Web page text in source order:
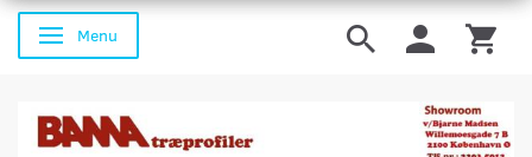
Skifte navigation
Menu